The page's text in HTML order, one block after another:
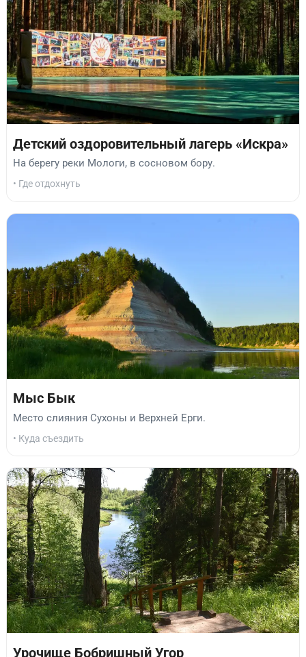
Детский оздоровительный лагерь «Искра»
На берегу реки Мологи, в сосновом бору.
• Где отдохнуть
Мыс Бык
Место слияния Сухоны и Верхней Ерги.
• Куда съездить
Урочище Бобришный Угор